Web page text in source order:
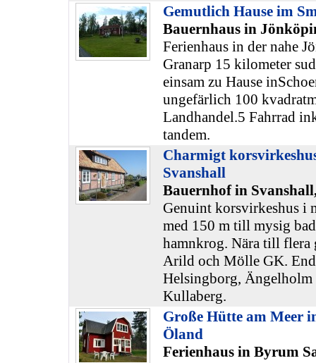
Gemutlich Hause im
Bauernhaus in
Ferienhaus in der nahe
Granarp 15 kilometer
einsam zu Hause
ungefärlich 100
Landhandel.5 Fahrrad
tandem.
Charmigt
Svanshall
Bauernhof in
Genuint korsvirkeshus i
med 150 m till mysig
hamnkrog. Nära till flera
Arild och Mölle GK.
Helsingborg, Ängelholm
Kullaberg.
Große Hütte am Meer
Öland
Ferienhaus in Byrum